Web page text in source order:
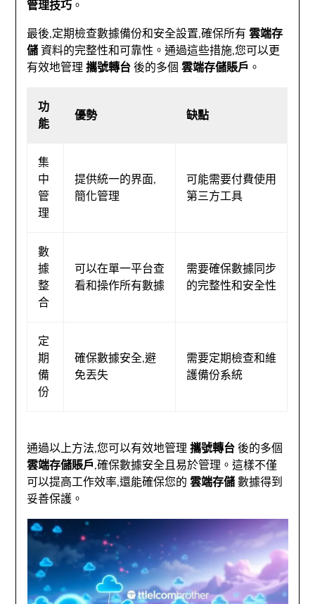
管理技巧 。
最後,定期檢查數據備份和安全設置,確保所有雲端存
儲資料的完整性和可靠性。通過這些措施,您可以更
有效地管理攜號轉台後的多個雲端存儲賬戶 。
功
能
優勢 缺點
集
中
管
理
提供統一的界面,
簡化管理
可能需要付費使用
第三方工具
數
據
整
合
可以在單一平台查
看和操作所有數據
需要確保數據同步
的完整性和安全性
定
期
備
份
確保數據安全,避
免丟失
需要定期檢查和維
護備份系統
通過以上方法,您可以有效地管理攜號轉台後的多個
雲端存儲賬戶,確保數據安全且易於管理。這樣不僅
可以提高工作效率,還能確保您的雲端存儲數據得到
妥善保護。